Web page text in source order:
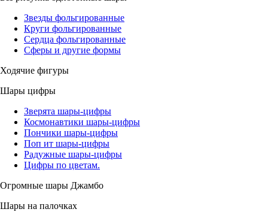
Звезды фольгированные
Круги фольгированные
Сердца фольгированные
Сферы и другие формы
Ходячие фигуры
Шары цифры
Зверята шары-цифры
Космонавтики шары-цифры
Пончики шары-цифры
Поп ит шары-цифры
Радужные шары-цифры
Цифры по цветам.
Огромные шары Джамбо
Шары на палочках